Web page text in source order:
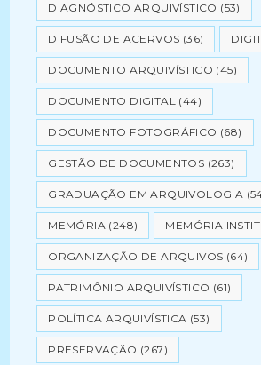
DIAGNÓSTICO ARQUIVÍSTICO (53)
DIFUSÃO DE ACERVOS (36)
DOCUMENTO ARQUIVÍSTICO (45)
DOCUMENTO DIGITAL (44)
DOCUMENTO FOTOGRÁFICO (68)
GESTÃO DE DOCUMENTOS (263)
GRADUAÇÃO EM ARQUIVOLOGIA
MEMÓRIA (248) MEMÓRIA
ORGANIZAÇÃO DE ARQUIVOS (64)
PATRIMÔNIO ARQUIVÍSTICO (61)
POLÍTICA ARQUIVÍSTICA (53)
PRESERVAÇÃO (267)